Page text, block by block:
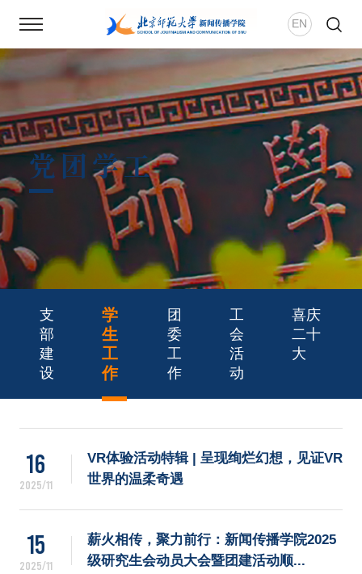
首页
新闻动态
学院概况
新传风华
人才培养
招生就业
EN
党团学工
支
部
建
设
学
生
工
作
团
委
工
作
工
会
活
动
喜庆
二十
大
16
2025/11
VR体验活动特辑 | 呈现绚烂幻想，见证VR
世界的温柔奇遇
15
2025/11
薪火相传，聚力前行：新闻传播学院2025
级研究生会动员大会暨团建活动顺...